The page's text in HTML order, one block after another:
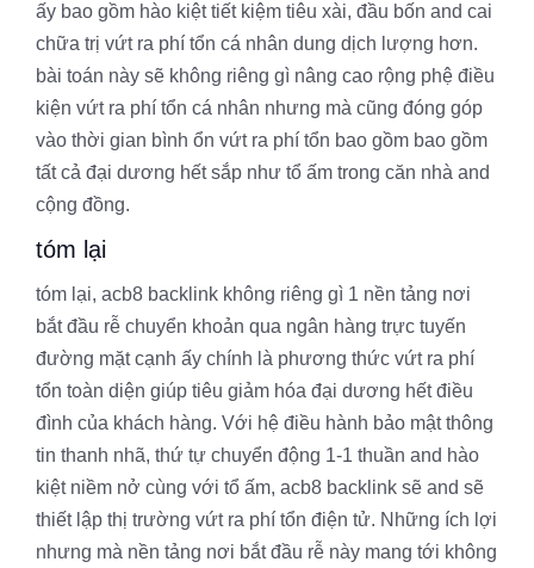
ấy bao gồm hào kiệt tiết kiệm tiêu xài, đầu bốn and cai
chữa trị vứt ra phí tổn cá nhân dung dịch lượng hơn.
bài toán này sẽ không riêng gì nâng cao rộng phệ điều
kiện vứt ra phí tổn cá nhân nhưng mà cũng đóng góp
vào thời gian bình ổn vứt ra phí tổn bao gồm bao gồm
tất cả đại dương hết sắp như tổ ấm trong căn nhà and
cộng đồng.
tóm lại
tóm lại, acb8 backlink không riêng gì 1 nền tảng nơi
bắt đầu rễ chuyển khoản qua ngân hàng trực tuyến
đường mặt cạnh ấy chính là phương thức vứt ra phí
tổn toàn diện giúp tiêu giảm hóa đại dương hết điều
đình của khách hàng. Với hệ điều hành bảo mật thông
tin thanh nhã, thứ tự chuyển động 1-1 thuần and hào
kiệt niềm nở cùng với tổ ấm, acb8 backlink sẽ and sẽ
thiết lập thị trường vứt ra phí tổn điện tử. Những ích lợi
nhưng mà nền tảng nơi bắt đầu rễ này mang tới không